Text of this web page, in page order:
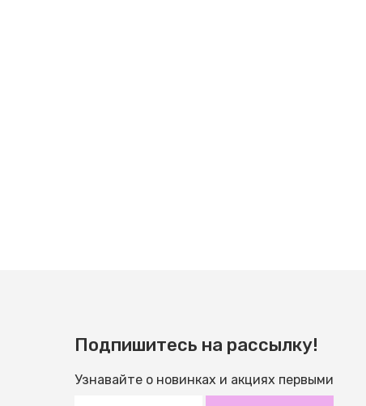
Подпишитесь на рассылку!
Узнавайте о новинках и акциях первыми